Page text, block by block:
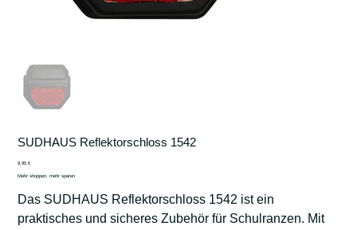
SUDHAUS Reflektorschloss 1542
Preis
9,95 €
Mehr shoppen, mehr sparen
Das SUDHAUS Reflektorschloss 1542 ist ein
praktisches und sicheres Zubehör für Schulranzen. Mit